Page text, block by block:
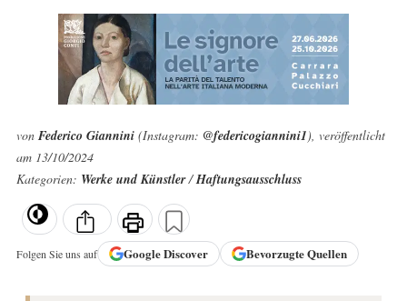
von Federico Giannini(Instagram: @federicogiannini1), veröffentlicht
am 13/10/2024
Kategorien: Werke und Künstler/Haftungsausschluss
Folgen Sie uns auf GoogleDiscover Bevorzugte Quellen